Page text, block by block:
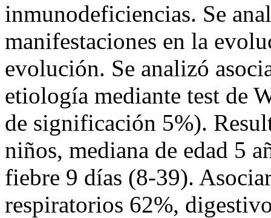
inmunodeficiencias. Se
manifestaciones en la
evolución. Se analizó
etiología mediante test de
de significación 5%).
niños, mediana de edad 5
fiebre 9 días (8-39).
respiratorios 62%,